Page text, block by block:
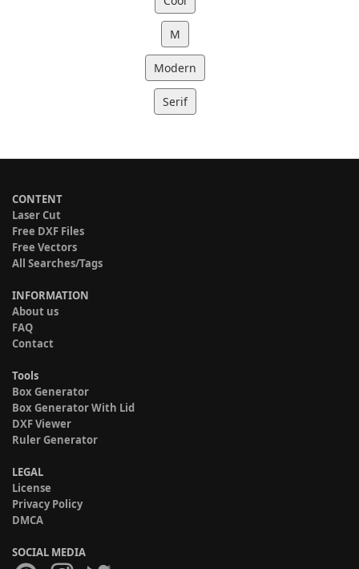
M
Modern
Serif
CONTENT
Laser Cut
Free DXF Files
Free Vectors
All Searches/Tags
INFORMATION
About us
FAQ
Contact
Tools
Box Generator
Box Generator With Lid
DXF Viewer
Ruler Generator
LEGAL
License
Privacy Policy
DMCA
SOCIAL MEDIA